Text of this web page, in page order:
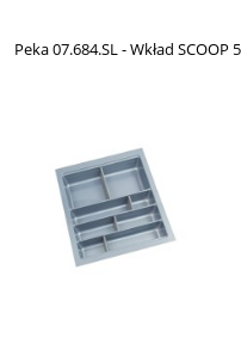
Peka 07.684.SL - Wkład